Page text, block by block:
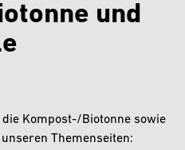
und
Kompost-/Biotonne sowie
Themenseiten: